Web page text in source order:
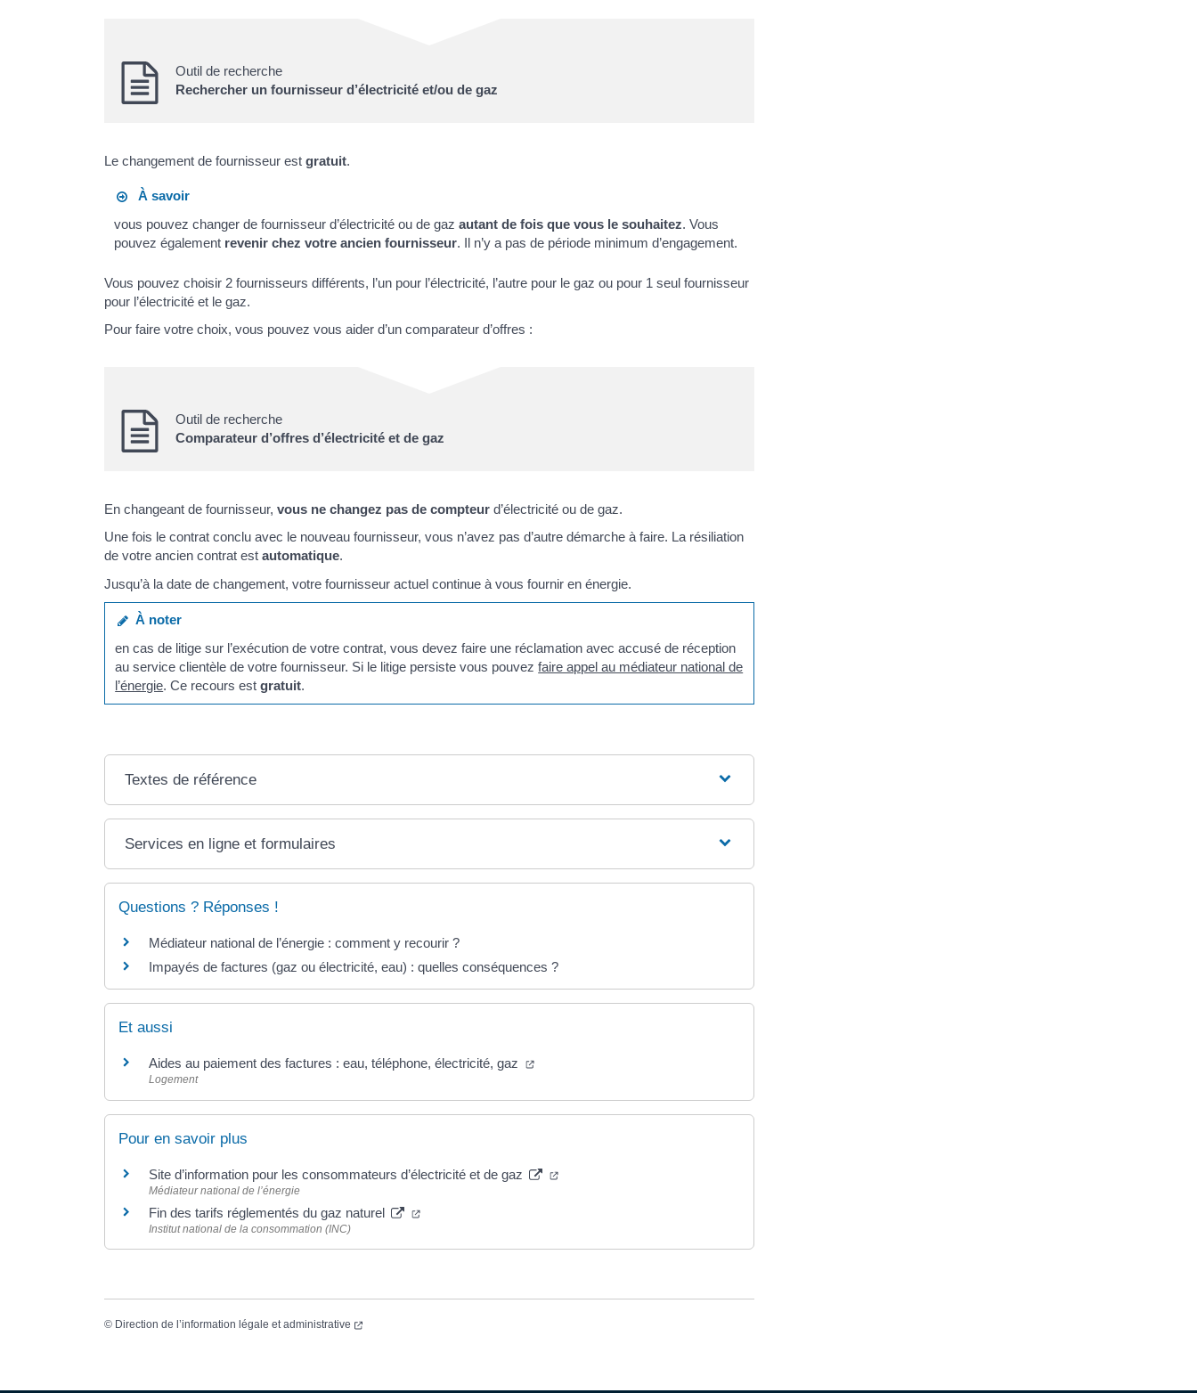
Outil de recherche
Rechercher un fournisseur d’électricité et/ou de gaz
Le changement de fournisseur est gratuit.
À savoir
vous pouvez changer de fournisseur d’électricité ou de gazautant de fois que vous le souhaitez. Vous
pouvez également revenir chez votre ancien fournisseur. Il n’y a pas de période minimum d’engagement.
Vous pouvez choisir 2 fournisseurs différents, l’un pour l’électricité, l’autre pour le gaz ou pour 1 seul fournisseur
pour l’électricité et le gaz.
Pour faire votre choix, vous pouvez vous aider d’un comparateur d’offres :
Outil de recherche
Comparateur d’offres d’électricité et de gaz
En changeant de fournisseur, vous ne changez pas de compteur d’électricité ou de gaz.
Une fois le contrat conclu avec le nouveau fournisseur, vous n’avez pas d’autre démarche à faire. La résiliation
de votre ancien contrat est automatique.
Jusqu’à la date de changement, votre fournisseur actuel continue à vous fournir en énergie.
À noter
en cas de litige sur l’exécution de votre contrat, vous devez faire une réclamation avec accusé de réception
au service clientèle de votre fournisseur. Si le litige persiste vous pouvezfaire appel au médiateur national de
l’énergie. Ce recours estgratuit.
Textes de référence
Services en ligne et formulaires
Questions ? Réponses !
Médiateur national de l’énergie : comment y recourir ?
Impayés de factures (gaz ou électricité, eau) : quelles conséquences ?
Et aussi
Aides au paiement des factures : eau, téléphone, électricité, gaz (ouverture dans un nouvel onglet)
Logement
Pour en savoir plus
Site d’information pour les consommateurs d’électricité et de gaz (ouverture dans un nouvel onglet)
Médiateur national de l’énergie
Fin des tarifs réglementés du gaz naturel (ouverture dans un nouvel onglet)
Institut national de la consommation (INC)
© Direction de l’information légale et administrative (ouverture dans un nouvel onglet)